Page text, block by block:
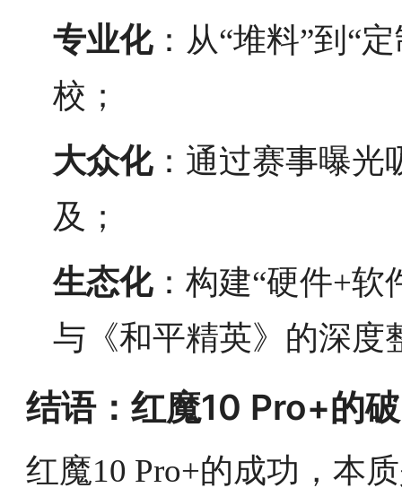
专业化：从“堆料”到“
校；
大众化：通过赛事曝光
及；
生态化：构建“硬件+软
与《和平精英》的深度
结语：红魔10 Pro+的
红魔10 Pro+的成功，本